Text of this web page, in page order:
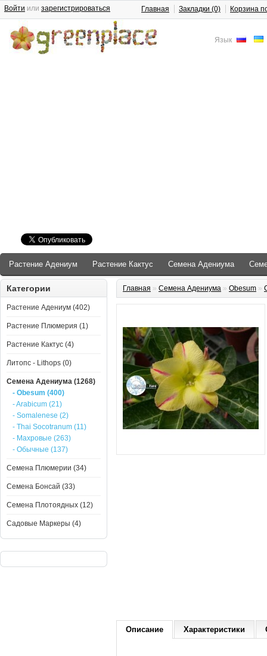
Язык
Войти или зарегистрироваться Главная Закладки (0) Корзина
Растение Адениум Растение Кактус Семена Адениума
Категории
Растение Адениум (402)
Растение Плюмерия (1)
Растение Кактус (4)
Литопс - Lithops (0)
Семена Адениума (1268)
- Obesum (400)
- Arabicum (21)
- Somalenese (2)
- Thai Socotranum (11)
- Махровые (263)
- Обычные (137)
Семена Плюмерии (34)
Семена Бонсай (33)
Семена Плотоядных (12)
Садовые Маркеры (4)
Главная » Семена Адениума » Obesum »
Описание Характеристики